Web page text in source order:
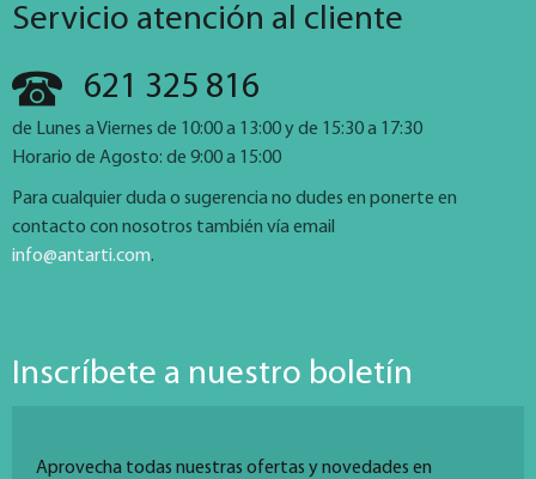
Servicio atención al cliente
621 325 816
de Lunes a Viernes de 10:00 a 13:00 y de 15:30 a 17:30
Horario de Agosto: de 9:00 a 15:00
Para cualquier duda o sugerencia no dudes en ponerte en
contacto con nosotros también vía email
info@antarti.com.
Inscríbete a nuestro boletín
Aprovecha todas nuestras ofertas y novedades en